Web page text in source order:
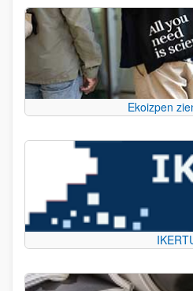
Ekoizpen